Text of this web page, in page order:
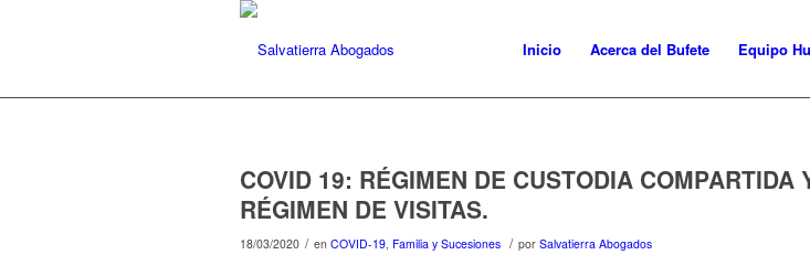
Inicio Acerca del Bufete Equipo
COVID 19: RÉGIMEN DE CUSTODIA COMPARTIDA
RÉGIMEN DE VISITAS.
18/03/2020 / en COVID-19, Familia y Sucesiones / por Salvatierra Abogados